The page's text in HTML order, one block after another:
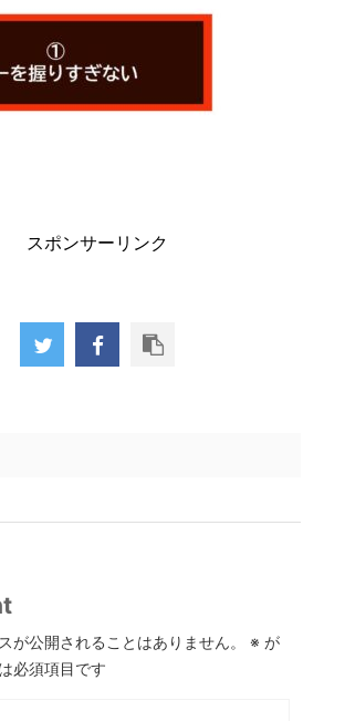
スポンサーリンク
が公開されることはありません。 ※ が
必須項目です